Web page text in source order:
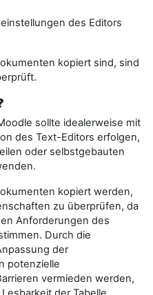
des Editors
kopiert sind, sind
sollte idealerweise mit
des Text-Editors erfolgen,
oder selbstgebauten
kopiert werden,
zu überprüfen, da
Anforderungen des
Durch die
der
potenzielle
vermieden werden,